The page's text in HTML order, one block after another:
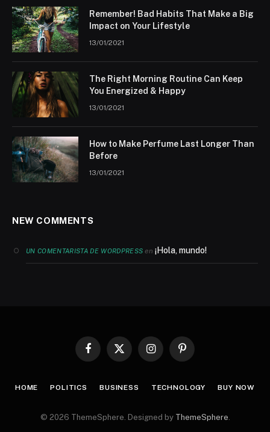
Remember! Bad Habits That Make a Big
Impact on Your Lifestyle
13/01/2021
The Right Morning Routine Can Keep
You Energized & Happy
13/01/2021
How to Make Perfume Last Longer Than
Before
13/01/2021
NEW COMMENTS
UN COMENTARISTA DE WORDPRESS en¡Hola, mundo!
Facebook
X
InstagramPinterest
HOME POLITICS BUSINESS TECHNOLOGY BUY NOW
© 2026 ThemeSphere. Designed by ThemeSphere